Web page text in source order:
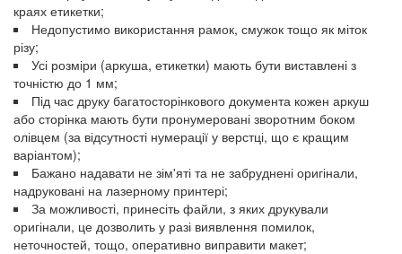
краях етикетки;
Недопустимо використання рамок, смужок тощо як міток
різу;
Усі розміри (аркуша, етикетки) мають бути виставлені з
точністю до 1 мм;
Під час друку багатосторінкового документа кожен аркуш
або сторінка мають бути пронумеровані зворотним боком
олівцем (за відсутності нумерації у верстці, що є кращим
варіантом);
Бажано надавати не зім'яті та не забруднені оригінали,
надруковані на лазерному принтері;
За можливості, принесіть файли, з яких друкували
оригінали, це дозволить у разі виявлення помилок,
неточностей, тощо, оперативно виправити макет;